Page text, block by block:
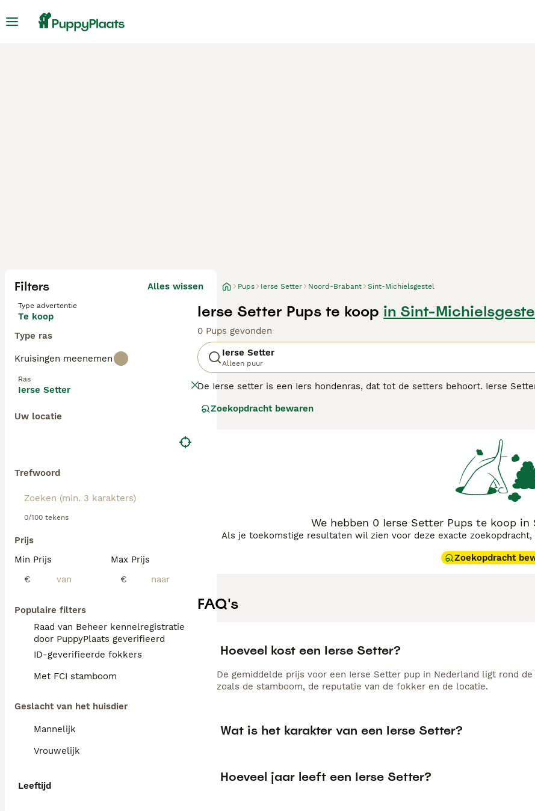
Filters Alles wissen
Type advertentie
Te koop
Type ras
Kruisingen meenemen
Ras
Ierse Setter
Uw locatie
Trefwoord
0/100 tekens
Prijs
Min Prijs
€
Max Prijs
€
Populaire filters
Raad van Beheer kennelregistratie
door PuppyPlaats geverifieerd
ID-geverifieerde fokkers
Met FCI stamboom
Geslacht van het huisdier
Mannelijk
Vrouwelijk
Leeftijd
Pups Ierse Setter Noord-Brabant Sint-Michielsgestel
Ierse Setter Pups te koop in Sint-
0 Pups gevonden
Ierse Setter
Alleen puur
De Ierse setter is een Iers hondenras, dat tot de setters behoort. Ierse
werkhonden.
voor informatie over dit hondenras.
Zoekopdracht bewaren
We hebben 0 Ierse Setter Pups te koop
Als je toekomstige resultaten wil zien voor deze exacte
Zoekopdracht
FAQ's
Hoeveel kost een Ierse Setter?
De gemiddelde prijs voor een Ierse Setter pup in Nederland ligt rond
zoals de stamboom, de reputatie van de fokker en de locatie.
Wat is het karakter van een Ierse Setter?
Hoeveel jaar leeft een Ierse Setter?